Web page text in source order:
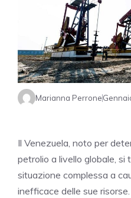
Marianna Perrone
Il Venezuela, noto per
petrolio a livello globale,
situazione complessa a
inefficace delle sue